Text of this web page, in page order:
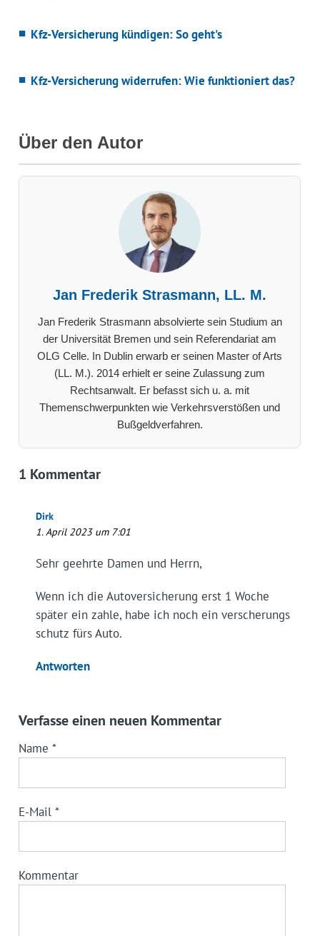
Kfz-Versicherung kündigen: So geht's
Kfz-Versicherung widerrufen: Wie funktioniert das?
Über den Autor
Jan Frederik Strasmann, LL. M.
Jan Frederik Strasmann absolvierte sein Studium an
der Universität Bremen und sein Referendariat am
OLG Celle. In Dublin erwarb er seinen Master of Arts
(LL. M.). 2014 erhielt er seine Zulassung zum
Rechtsanwalt. Er befasst sich u. a. mit
Themenschwerpunkten wie Verkehrsverstößen und
Bußgeldverfahren.
1 Kommentar
Dirk
1. April 2023 um 7:01
Sehr geehrte Damen und Herrn,
Wenn ich die Autoversicherung erst 1 Woche
später ein zahle, habe ich noch ein verscherungs
schutz fürs Auto.
Antworten
Verfasse einen neuen Kommentar
Name *
E-Mail *
Kommentar